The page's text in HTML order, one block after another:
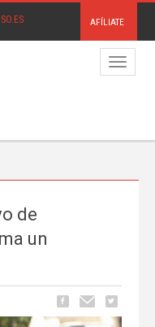
AFÍLIATE
Menú
de
un